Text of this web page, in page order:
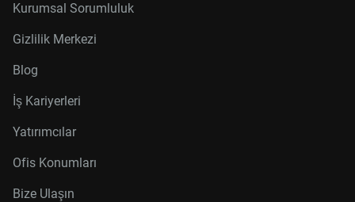
Kurumsal Sorumluluk
Gizlilik Merkezi
Blog
İş Kariyerleri
Yatırımcılar
Ofis Konumları
Bize Ulaşın